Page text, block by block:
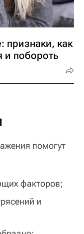
признаки, как
и побороть
помогут
факторов;
и